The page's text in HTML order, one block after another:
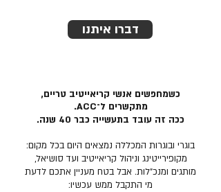
דברו איתנו
כשמחפשים אנשי קריאייטיב טריים,
מתקשרים ל־ACC.
ככה זה עובד בתעשייה כבר 40 שנה.
בוגרי ובוגרות המכללה נמצאים היום בכל מקום:
מקופירייטינג וניהול קריאייטיב ועד סושיאל,
מותגים ומנכ״לות. אבל בטח מעניין אתכם לדעת
מי התקבל ממש עכשיו: